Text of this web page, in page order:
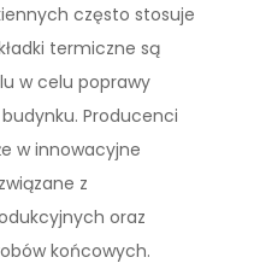
często stosuje
termiczne są
w celu poprawy
Producenci
w innowacyjne
z
oraz
końcowych.